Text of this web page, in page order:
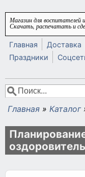
Перейти к
Магазин для воспитателей
Скачать, распечатать и
Главная Доставка
Праздники
Форма поиска
Поиск
Вы здесь
Главная » Каталог